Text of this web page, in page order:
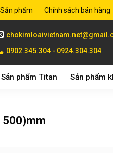
Sản phẩm Chính sách bán hàng
0902.345.304 - 0924.304.304
Sản phẩm Titan Sản phẩm
500)mm